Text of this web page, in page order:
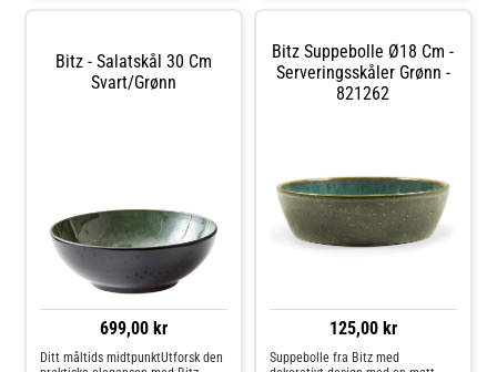
Bitz - Salatskål 30 Cm
Svart/grønn
699,00 kr
Ditt måltids midtpunktUtforsk den
Bitz Suppebolle Ø18 Cm -
Serveringsskåler Grønn -
821262
125,00 kr
Suppebolle fra Bitz med